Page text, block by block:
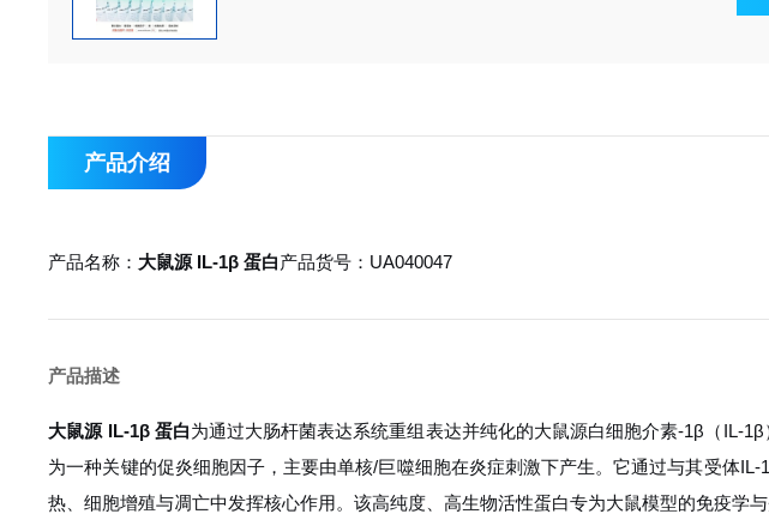
产品介绍
产品名称： 大鼠源 IL-1β 蛋白产品货号：UA040047
产品描述
大鼠源 IL-1β 蛋白为通过大肠杆菌表达系统重组表达并纯化的大鼠源白细胞介素-1β（IL-
为一种关键的促炎细胞因子，主要由单核/巨噬细胞在炎症刺激下产生。它通过与其受体
热、细胞增殖与凋亡中发挥核心作用。该高纯度、高生物活性蛋白专为大鼠模型的免疫学与